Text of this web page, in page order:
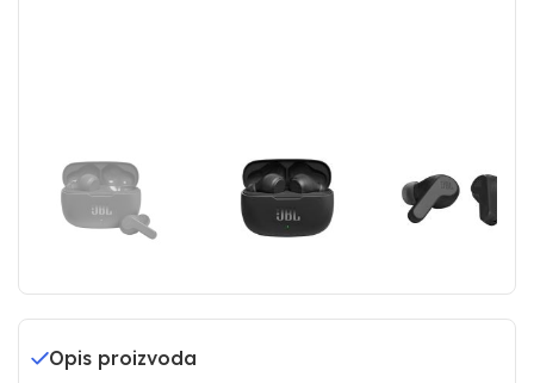
Opis proizvoda